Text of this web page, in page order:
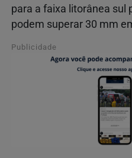
para a faixa litorânea sul
podem superar 30 mm
Publicidade